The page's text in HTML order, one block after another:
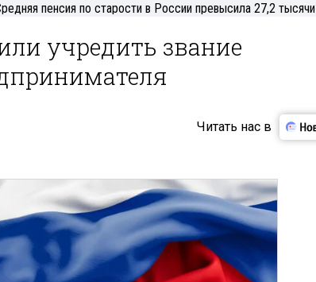
пенсия по старости в России превысила 27,2 тысячи
учредить звание
Читать нас в